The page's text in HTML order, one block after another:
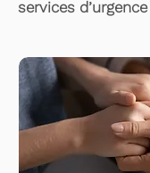
services